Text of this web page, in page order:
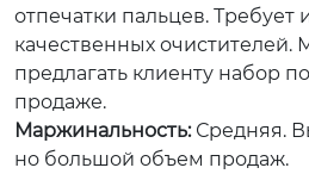
отпечатки пальцев. Требует
качественных
предлагать клиенту набор
продаже.
Маржинальность:Средняя.
но большой объем продаж.